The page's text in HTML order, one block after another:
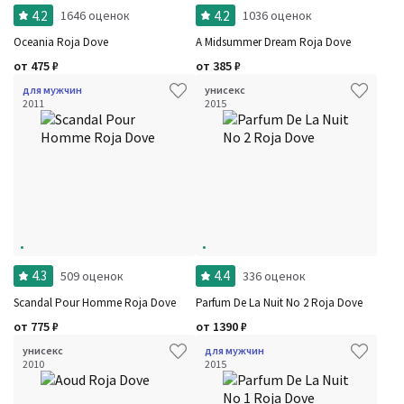
4.2 1646 оценок
Oceania Roja Dove
от 475₽
4.2 1036 оценок
A Midsummer Dream Roja Dove
от 385₽
для мужчин
2011
4.3 509 оценок
Scandal Pour Homme Roja Dove
от 775₽
унисекс
2015
4.4 336 оценок
Parfum De La Nuit No 2 Roja Dove
от 1390₽
унисекс
2010
для мужчин
2015